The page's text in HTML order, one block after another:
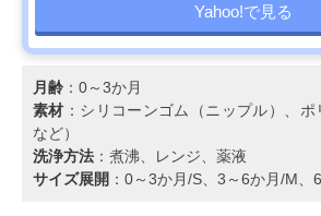
Yahoo!で見る
月齢 ：0～3か月
素材 ：シリコーンゴム（ニップル）、
など）
洗浄方法 ：煮沸、レンジ、薬液
サイズ展開 ：0～3か月/S、3～6か月/M、